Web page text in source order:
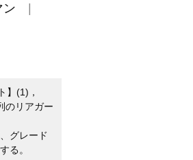
ン
】(1)，
のリアガー
グレード
る。